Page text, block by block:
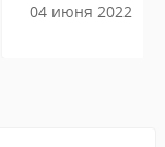
04 июня 2022